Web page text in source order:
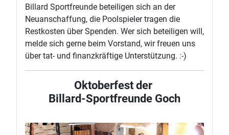
Billard Sportfreunde beteiligen sich an der
Neuanschaffung, die Poolspieler tragen die
Restkosten über Spenden. Wer sich beteiligen will,
melde sich gerne beim Vorstand, wir freuen uns
über tat- und finanzkräftige Unterstützung. :-)
Oktoberfest der
Billard-Sportfreunde Goch